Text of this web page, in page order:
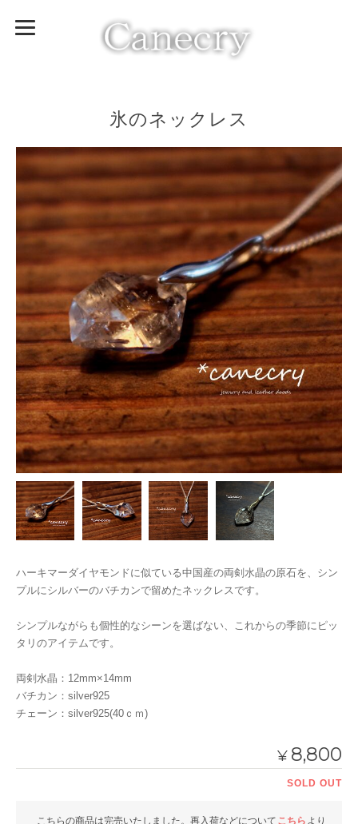
氷のネックレス
ハーキマーダイヤモンドに似ている中国産の両剣水晶の原石を、シン
プルにシルバーのバチカンで留めたネックレスです。
シンプルながらも個性的なシーンを選ばない、これからの季節にピッ
タリのアイテムです。
両剣水晶：12mm×14mm
バチカン：silver925
チェーン：silver925(40ｃｍ)
¥ 8,800
SOLD OUT
こちらの商品は完売いたしました。再入荷などについて こちら より